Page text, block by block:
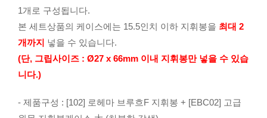
1개로 구성됩니다.
본 세트상품의 케이스에는 15.5인치 이하 지휘봉을 최대 2
개까지 넣을 수 있습니다.
(단, 그립사이즈 : Ø27 x 66mm 이내 지휘봉만 넣을 수 있습
니다.)
- 제품구성 : [102] 로헤마 브루흐F 지휘봉 + [EBC02] 고급